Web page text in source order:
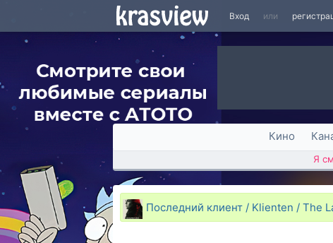
Вход или
Кино
Я
Последний клиент / Klienten / The